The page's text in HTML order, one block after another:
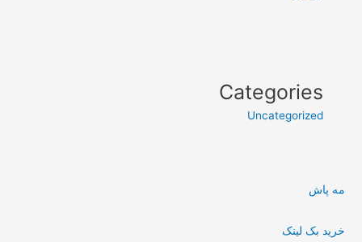
Categories
Uncategorized
مه پاش
خرید بک لینک